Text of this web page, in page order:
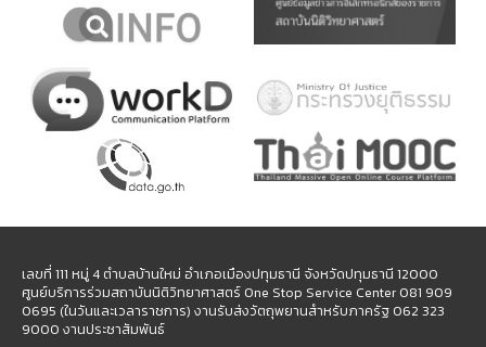
เลขที่ 111 หมู่ 4 ตำบลบ้านใหม่ อำเภอเมืองปทุมธานี จังหวัดปทุมธานี 12000
ศูนย์บริการร่วมสถาบันนิติวิทยาศาสตร์ One Stop Service Center 081 909
0695 (ในวันและเวลาราชการ) งานรับส่งวัตถุพยานสำหรับภาครัฐ 062 323
9000 งานประชาสัมพันธ์